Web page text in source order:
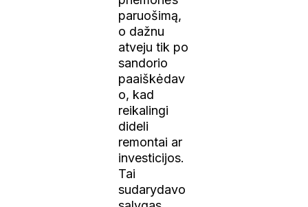
paruošimą,
o dažnu
atveju tik po
sandorio
paaiškėdav
o, kad
reikalingi
dideli
remontai ar
investicijos.
Tai
sudarydavo